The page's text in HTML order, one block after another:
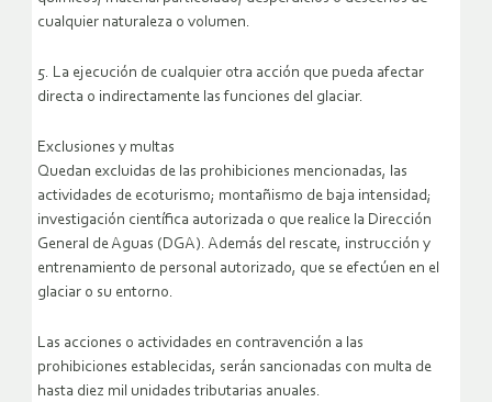
cualquier naturaleza o volumen.
5. La ejecución de cualquier otra acción que pueda afectar
directa o indirectamente las funciones del glaciar.
Exclusiones y multas
Quedan excluidas de las prohibiciones mencionadas, las
actividades de ecoturismo; montañismo de baja intensidad;
investigación científica autorizada o que realice la Dirección
General de Aguas (DGA). Además del rescate, instrucción y
entrenamiento de personal autorizado, que se efectúen en el
glaciar o su entorno.
Las acciones o actividades en contravención a las
prohibiciones establecidas, serán sancionadas con multa de
hasta diez mil unidades tributarias anuales.